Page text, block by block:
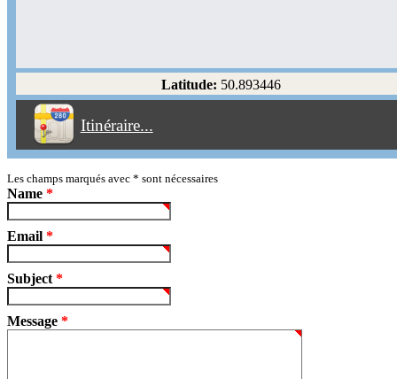
Latitude: 50.893446
Itinéraire...
Éviter les autoroutes
Éviter les péages
Partir! Reset
Les champs marqués avec * sont nécessaires
Name *
Email *
Subject *
Message *